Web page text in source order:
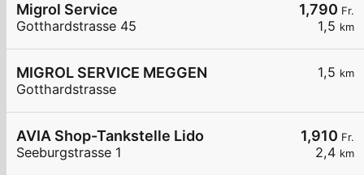
1,790 Fr.
1,5 km
Migrol Service
Gotthardstrasse 45
1,5 km
MIGROL SERVICE MEGGEN
Gotthardstrasse
1,910 Fr.
2,4 km
AVIA Shop-Tankstelle Lido
Seeburgstrasse 1